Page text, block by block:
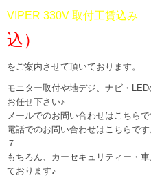
VIPER 330V 取付工賃込み
込）
をご案内させて頂いております。
モニター取付や地デジ、ナビ・LED
お任せ下さい♪
メールでのお問い合わせはこちら
電話でのお問い合わせはこち
７
もちろん、カーセキュリティー・
ております♪